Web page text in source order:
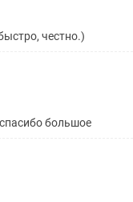
честно.)
большое